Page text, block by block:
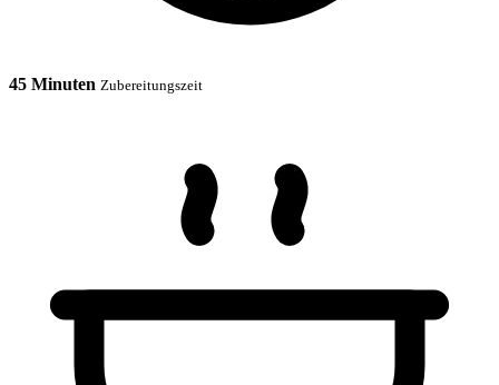
45 Minuten Zubereitungszeit